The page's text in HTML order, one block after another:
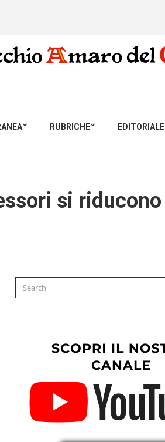
RUBRICHE EDITORIALE
si riducono
Search
for: